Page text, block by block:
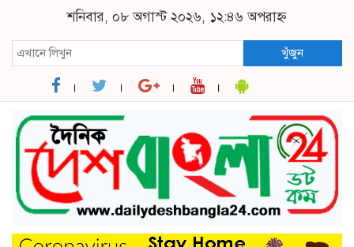
শনিবার, ০৮ অগাস্ট ২০২৬, ১২:৪৬ অপরাহ্ন
খুঁজুন